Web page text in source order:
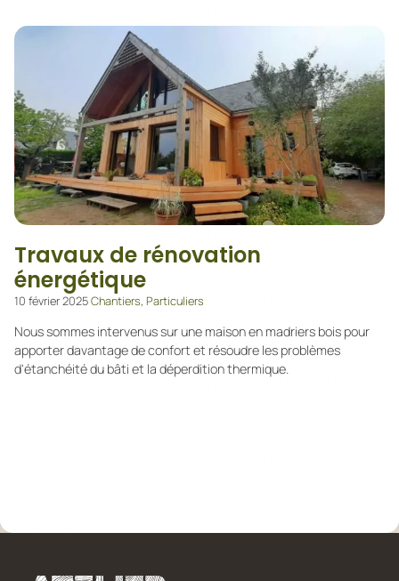
Travaux de rénovation
énergétique
10 février 2025Chantiers, Particuliers
Nous sommes intervenus sur une maison en madriers bois pour
apporter davantage de confort et résoudre les problèmes
d'étanchéité du bâti et la déperdition thermique.